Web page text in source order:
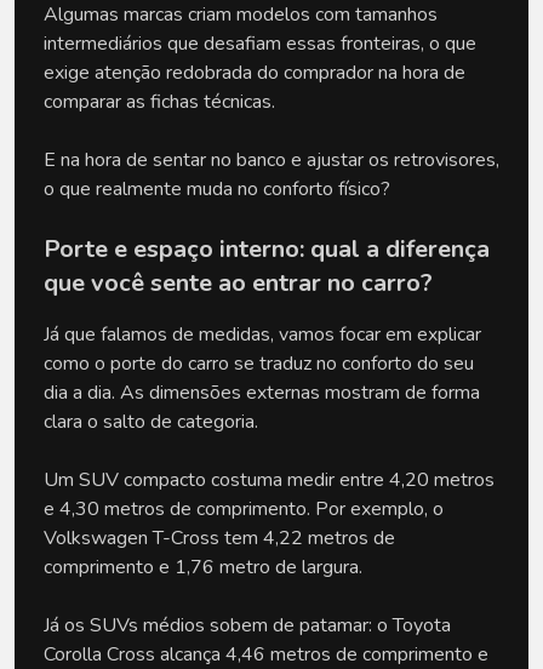
Algumas marcas criam modelos com tamanhos
intermediários que desafiam essas fronteiras, o que
exige atenção redobrada do comprador na hora de
comparar as fichas técnicas.
E na hora de sentar no banco e ajustar os retrovisores,
o que realmente muda no conforto físico?
Porte e espaço interno: qual a diferença
que você sente ao entrar no carro?
Já que falamos de medidas, vamos focar em explicar
como o porte do carro se traduz no conforto do seu
dia a dia. As dimensões externas mostram de forma
clara o salto de categoria.
Um SUV compacto costuma medir entre 4,20 metros
e 4,30 metros de comprimento. Por exemplo, o
Volkswagen T-Cross tem 4,22 metros de
comprimento e 1,76 metro de largura.
Já os SUVs médios sobem de patamar: o Toyota
Corolla Cross alcança 4,46 metros de comprimento e